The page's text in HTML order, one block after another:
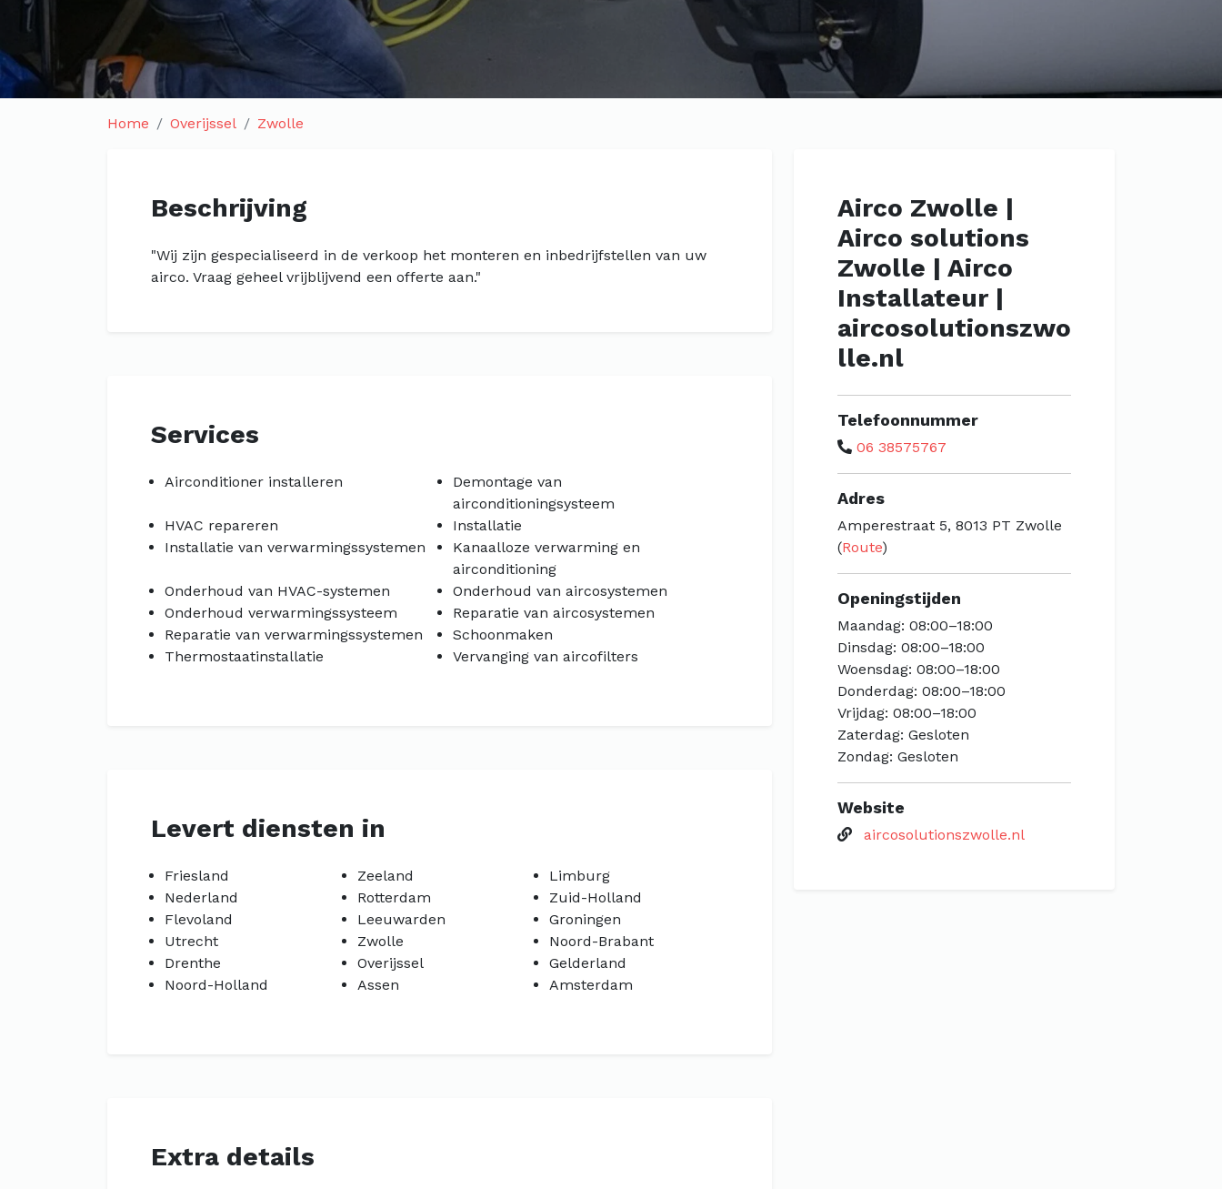
Home Overijssel Zwolle
Beschrijving
"Wij zijn gespecialiseerd in de verkoop het monteren en inbedrijfstellen van uw
airco. Vraag geheel vrijblijvend een offerte aan."
Services
Airconditioner installeren
Demontage van
airconditioningsysteem
HVAC repareren
Installatie
Installatie van verwarmingssystemen
Kanaalloze verwarming en
airconditioning
Onderhoud van HVAC-systemen
Onderhoud van aircosystemen
Onderhoud verwarmingssysteem
Reparatie van aircosystemen
Reparatie van verwarmingssystemen
Schoonmaken
Thermostaatinstallatie
Vervanging van aircofilters
Levert diensten in
Friesland Zeeland
Limburg
Nederland
Rotterdam
Zuid-Holland
Flevoland
Leeuwarden
Groningen
Utrecht
Zwolle
Noord-Brabant
Drenthe
Overijssel
Gelderland
Noord-Holland
Assen Amsterdam
Extra details
Airco Zwolle |
Airco solutions
Zwolle | Airco
Installateur |
aircosolutionszwo
lle.nl
Telefoonnummer
06 38575767
Adres
Amperestraat 5, 8013 PT Zwolle
(Route)
Openingstijden
Maandag: 08:00–18:00
Dinsdag: 08:00–18:00
Woensdag: 08:00–18:00
Donderdag: 08:00–18:00
Vrijdag: 08:00–18:00
Zaterdag: Gesloten
Zondag: Gesloten
Website
aircosolutionszwolle.nl